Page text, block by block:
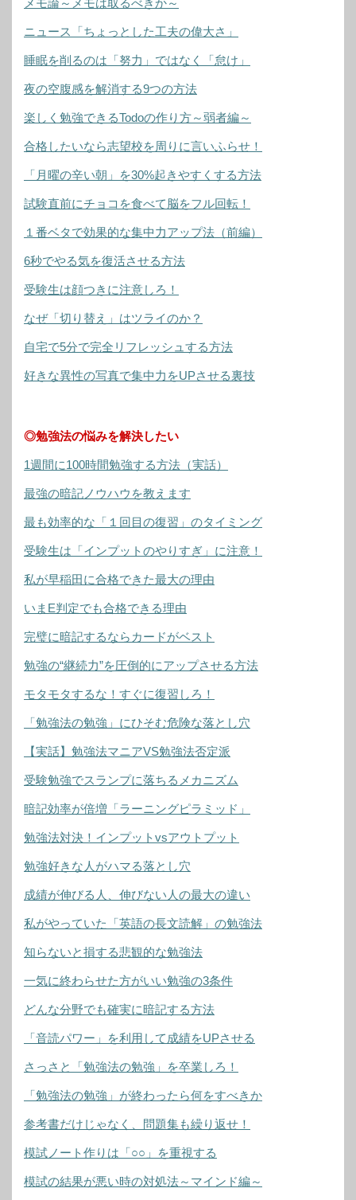
メモ論～メモは取るべきか～
ニュース「ちょっとした工夫の偉大さ」
睡眠を削るのは「努力」ではなく「怠け」
夜の空腹感を解消する9つの方法
楽しく勉強できるTodoの作り方～弱者編～
合格したいなら志望校を周りに言いふらせ！
「月曜の辛い朝」を30%起きやすくする方法
試験直前にチョコを食べて脳をフル回転！
１番ベタで効果的な集中力アップ法（前編）
6秒でやる気を復活させる方法
受験生は顔つきに注意しろ！
なぜ「切り替え」はツライのか？
自宅で5分で完全リフレッシュする方法
好きな異性の写真で集中力をUPさせる裏技
◎勉強法の悩みを解決したい
1週間に100時間勉強する方法（実話）
最強の暗記ノウハウを教えます
最も効率的な「１回目の復習」のタイミング
受験生は「インプットのやりすぎ」に注意！
私が早稲田に合格できた最大の理由
いまE判定でも合格できる理由
完璧に暗記するならカードがベスト
勉強の“継続力”を圧倒的にアップさせる方法
モタモタするな！すぐに復習しろ！
「勉強法の勉強」にひそむ危険な落とし穴
【実話】勉強法マニアVS勉強法否定派
受験勉強でスランプに落ちるメカニズム
暗記効率が倍増「ラーニングピラミッド」
勉強法対決！インプットvsアウトプット
勉強好きな人がハマる落とし穴
成績が伸びる人、伸びない人の最大の違い
私がやっていた「英語の長文読解」の勉強法
知らないと損する悲観的な勉強法
一気に終わらせた方がいい勉強の3条件
どんな分野でも確実に暗記する方法
「音読パワー」を利用して成績をUPさせる
さっさと「勉強法の勉強」を卒業しろ！
「勉強法の勉強」が終わったら何をすべきか
参考書だけじゃなく、問題集も繰り返せ！
模試ノート作りは「○○」を重視する
模試の結果が悪い時の対処法～マインド編～